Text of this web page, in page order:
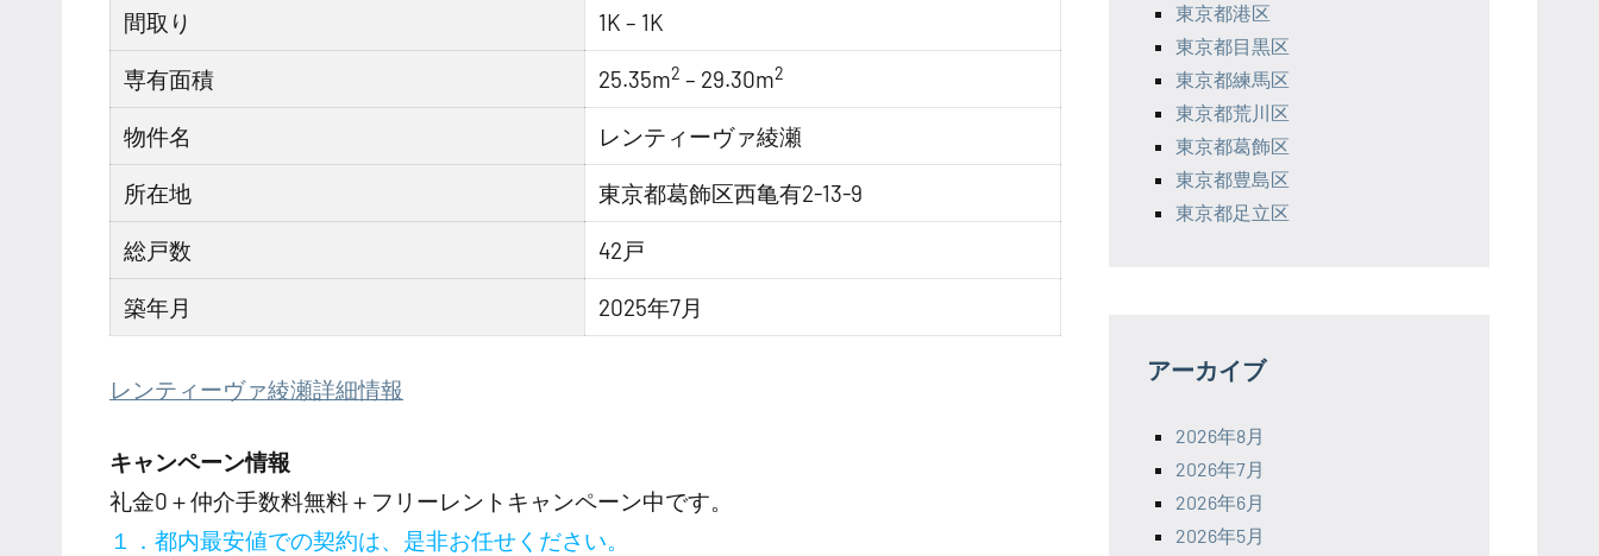
間取り 1K – 1K
専有面積 25.35m2 – 29.30m2
物件名 レンティーヴァ綾瀬
所在地 東京都葛飾区西亀有2-13-9
総戸数 42戸
築年月 2025年7月
レンティーヴァ綾瀬詳細情報
キャンペーン情報
礼金0 ＋仲介手数料無料＋ フリーレント キャンペーン中です。
１．都内最安値での契約は、是非お任せください。
東京都港区
東京都目黒区
東京都練馬区
東京都荒川区
東京都葛飾区
東京都豊島区
東京都足立区
アーカイブ
2026年8月
2026年7月
2026年6月
2026年5月